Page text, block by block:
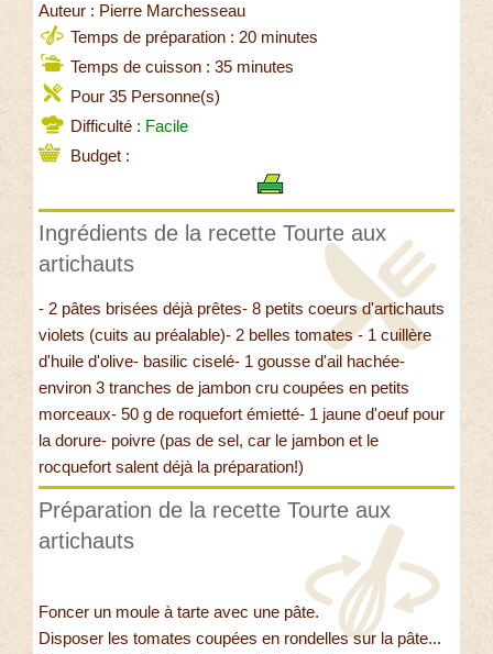
Auteur : Pierre Marchesseau
Temps de préparation : 20 minutes
Temps de cuisson : 35 minutes
Pour 35 Personne(s)
Difficulté : Facile
Budget :
Ingrédients de la recette Tourte aux
artichauts
- 2 pâtes brisées déjà prêtes- 8 petits coeurs d'artichauts
violets (cuits au préalable)- 2 belles tomates - 1 cuillère
d'huile d'olive- basilic ciselé- 1 gousse d'ail hachée-
environ 3 tranches de jambon cru coupées en petits
morceaux- 50 g de roquefort émietté- 1 jaune d'oeuf pour
la dorure- poivre (pas de sel, car le jambon et le
rocquefort salent déjà la préparation!)
Préparation de la recette Tourte aux
artichauts
Foncer un moule à tarte avec une pâte.
Disposer les tomates coupées en rondelles sur la pâte...